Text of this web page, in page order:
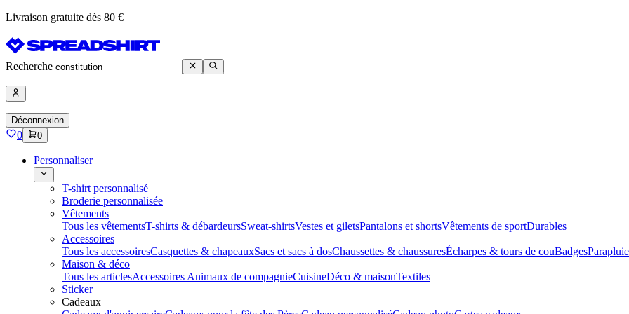
Livraison gratuite dès 80 €
Recherche
Déconnexion
0 0
Personnaliser
T-shirt personnalisé
Broderie personnalisée
Vêtements
Tous les vêtementsT-shirts & débardeursSweat-shirtsVestes et giletsPantalons et shortsVêtements de sportDurables
Accessoires
Tous les accessoiresCasquettes & chapeauxSacs et sacs à dosChaussettes & chaussuresÉcharpes & tours de couBadges
Maison & déco
Tous les articlesAccessoires Animaux de compagnieCuisineDéco & maisonTextiles
Sticker
Cadeaux